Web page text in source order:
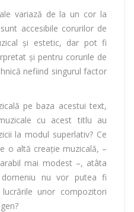
variază de la un cor la
accesibile corurilor de
și estetic, dar pot fi
și pentru corurile de
nefiind singurul factor
pe baza acestui text,
cu acest titlu au
la modul superlativ? Ce
o altă creație muzicală, –
mai modest –, atâta
nu vor putea fi
unor compozitori